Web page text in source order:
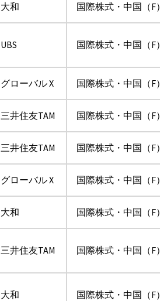
大和 国際株式・中国（F）
UBS 国際株式・中国（F）
グローバル X 国際株式・中国（F）
三井住友TAM 国際株式・中国（F）
三井住友TAM 国際株式・中国（F）
グローバル X 国際株式・中国（F）
大和 国際株式・中国（F）
三井住友TAM 国際株式・中国（F）
大和 国際株式・中国（F）